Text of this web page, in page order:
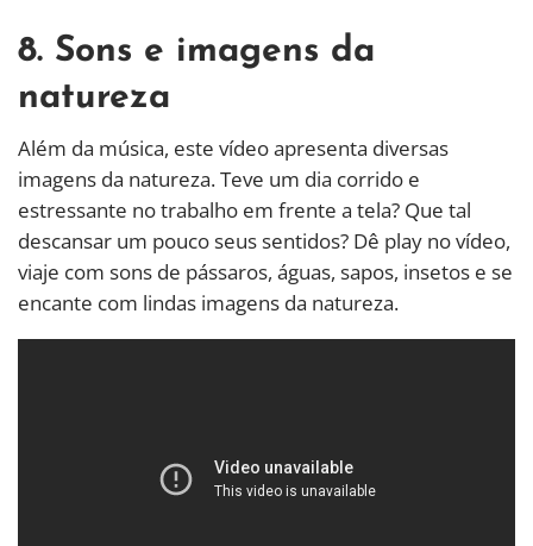
8. Sons e imagens da
natureza
Além da música, este vídeo apresenta diversas
imagens da natureza. Teve um dia corrido e
estressante no trabalho em frente a tela? Que tal
descansar um pouco seus sentidos? Dê play no vídeo,
viaje com sons de pássaros, águas, sapos, insetos e se
encante com lindas imagens da natureza.